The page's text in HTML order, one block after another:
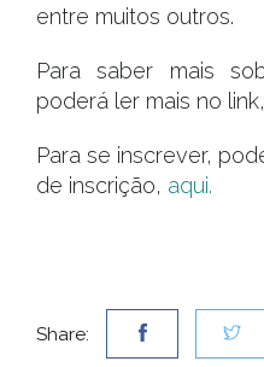
entre muitos outros.
Para saber mais
poderá ler mais no link,
Para se inscrever,
de inscrição, aqui.
Share: